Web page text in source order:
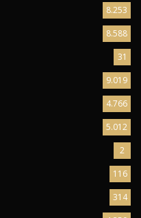
8.253
8.588
31
9.019
4.766
5.012
2
116
314